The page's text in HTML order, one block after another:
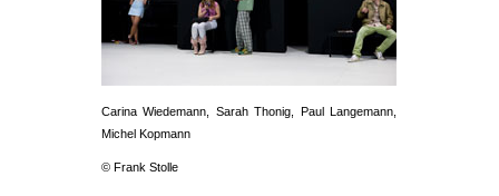
Carina Wiedemann, Sarah Thonig, Paul Langemann,
Michel Kopmann
© Frank Stolle